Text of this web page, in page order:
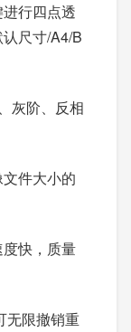
行四点透
尺寸/A4/B
灰阶、反相
件大小的
快，质量
无限撤销重